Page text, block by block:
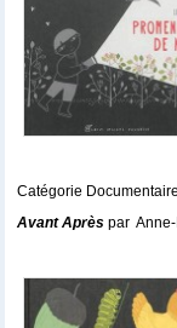
Catégorie
Avant Après par